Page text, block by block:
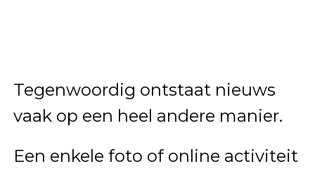
Tegenwoordig ontstaat nieuws
vaak op een heel andere manier.
Een enkele foto of online activiteit